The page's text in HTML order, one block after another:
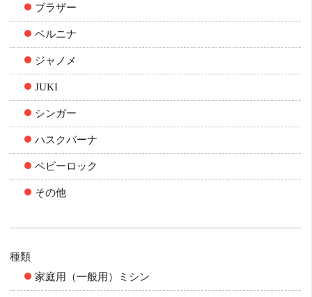
ブラザー
ベルニナ
ジャノメ
JUKI
シンガー
ハスクバーナ
ベビーロック
その他
種類
家庭用（一般用）ミシン